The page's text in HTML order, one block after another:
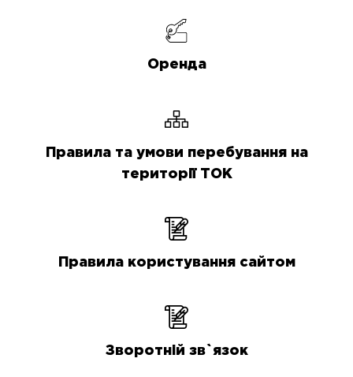
Оренда
Правила та умови перебування на
території ТОК
Правила користування сайтом
Зворотній зв`язок